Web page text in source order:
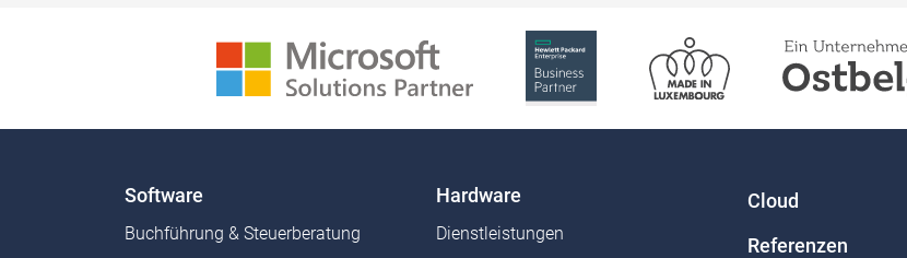
Software
Buchführung & Steuerberatung
Hardware
Dienstleistungen
Cloud
Referenzen